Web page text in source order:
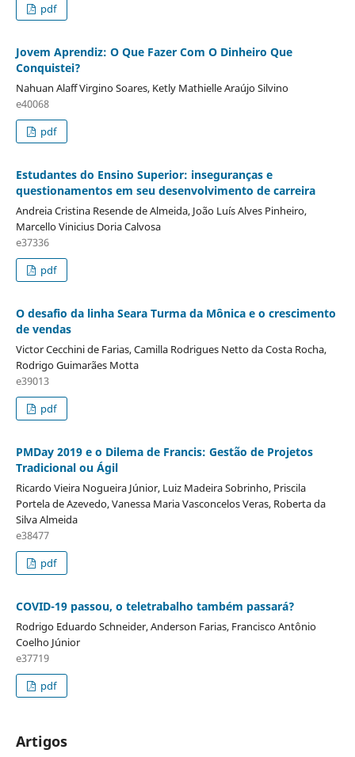
pdf
Jovem Aprendiz: O Que Fazer Com O Dinheiro Que
Conquistei?
Nahuan Alaff Virgino Soares, Ketly Mathielle Araújo Silvino
e40068
pdf
Estudantes do Ensino Superior: inseguranças e
questionamentos em seu desenvolvimento de carreira
Andreia Cristina Resende de Almeida, João Luís Alves Pinheiro,
Marcello Vinicius Doria Calvosa
e37336
pdf
O desafio da linha Seara Turma da Mônica e o crescimento
de vendas
Victor Cecchini de Farias, Camilla Rodrigues Netto da Costa Rocha,
Rodrigo Guimarães Motta
e39013
pdf
PMDay 2019 e o Dilema de Francis: Gestão de Projetos
Tradicional ou Ágil
Ricardo Vieira Nogueira Júnior, Luiz Madeira Sobrinho, Priscila
Portela de Azevedo, Vanessa Maria Vasconcelos Veras, Roberta da
Silva Almeida
e38477
pdf
COVID-19 passou, o teletrabalho também passará?
Rodrigo Eduardo Schneider, Anderson Farias, Francisco Antônio
Coelho Júnior
e37719
pdf
Artigos